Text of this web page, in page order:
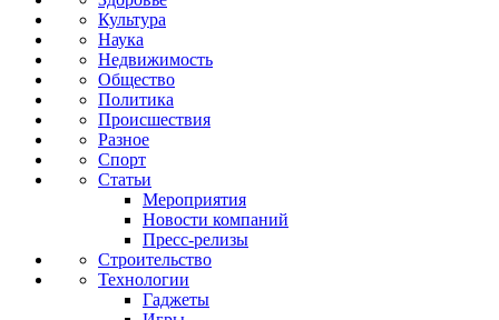
Культура
Наука
Недвижимость
Общество
Политика
Происшествия
Разное
Спорт
Статьи
Мероприятия
Новости компаний
Пресс-релизы
Строительство
Технологии
Гаджеты